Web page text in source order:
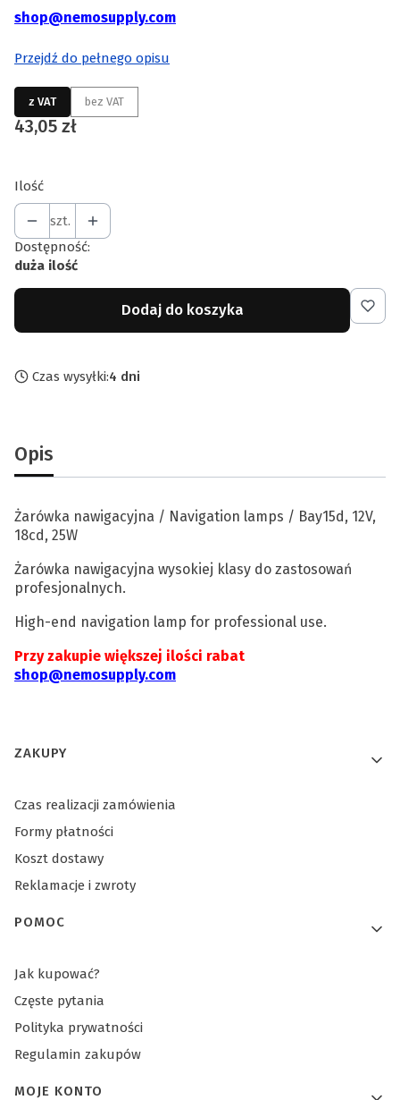
shop@nemosupply.com
Przejdź do pełnego opisu
z VAT bez VAT
Cena
43,05 zł
Ilość
szt.
Dostępność:
duża ilość
Dodaj do koszyka
Czas wysyłki:4 dni
Opis
Żarówka nawigacyjna / Navigation lamps / Bay15d, 12V,
18cd, 25W
Żarówka nawigacyjna wysokiej klasy do zastosowań
profesjonalnych.
High-end navigation lamp for professional use.
Przy zakupie większej ilości rabat
shop@nemosupply.com
Linki w stopce
ZAKUPY
Czas realizacji zamówienia
Formy płatności
Koszt dostawy
Reklamacje i zwroty
POMOC
Jak kupować?
Częste pytania
Polityka prywatności
Regulamin zakupów
MOJE KONTO